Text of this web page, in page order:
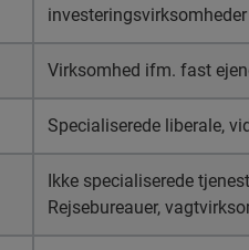
Virksomhed ifm. fast
Specialiserede liberale,
Ikke specialiserede
Rejsebureauer,